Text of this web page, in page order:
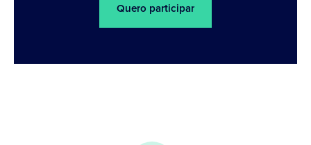
Quero participar